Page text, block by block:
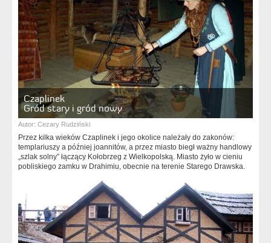
Czaplinek
Gród stary i gród nowy
Autor: Cezary Rudziński
Przez kilka wieków Czaplinek i jego okolice należały do zakonów:
templariuszy a później joannitów, a przez miasto biegł ważny handlowy
„szlak solny” łączący Kołobrzeg z Wielkopolską. Miasto żyło w cieniu
pobliskiego zamku w Drahimiu, obecnie na terenie Starego Drawska.